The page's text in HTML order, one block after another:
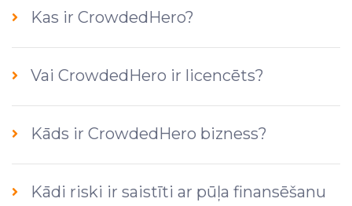
Kas ir CrowdedHero?
Vai CrowdedHero ir licencēts?
Kāds ir CrowdedHero bizness?
Kādi riski ir saistīti ar pūļa finansēšanu